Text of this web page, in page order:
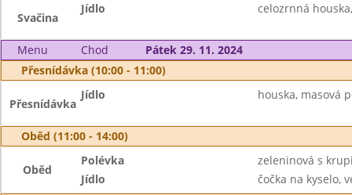
Svačina
Jídlo celozrnná
Menu Chod
Pátek 29. 11. 2024
Přesnídávka (10:00 - 11:00)
Přesnídávka
Jídlo houska, masová
Oběd (11:00 - 14:00)
Oběd
Polévka
zeleninová s
Jídlo
čočka na kyselo,